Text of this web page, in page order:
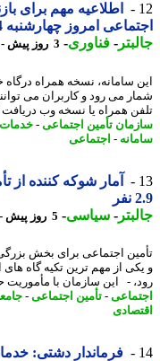
اطلاعیه مهم برای
امروز چهارشنبه 14 مرداد ماه
-فناوری- 3 روز پیش - چهارشنبه 14 مرداد 1405، 07:47
سامانه، نسخه همراه درگاه
می رود و کاربران می توانند
همراه یا نسخه وب دریافت
تأمین اجتماعی-خدمات-
-اجتماعی
آمار شوکه کننده از
-سیاسی-5 روز پیش - دوشنبه 12 مرداد 1405، 06:52
اجتماعی برای بخش بزرگی
از مهم ترین تکیه گاه های
- این سازمان با مأموریت
-تأمین اجتماعی-جامعه-
فرماندار دشتی: خدمات